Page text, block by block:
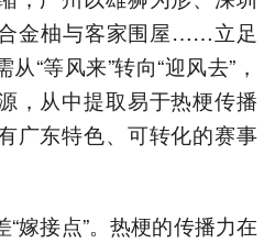
金柚与客家围屋……立足
“等风来”转向“迎风去”，
，从中提取易于热梗传播
广东特色、可转化的赛事
嫁接点”。热梗的传播力在